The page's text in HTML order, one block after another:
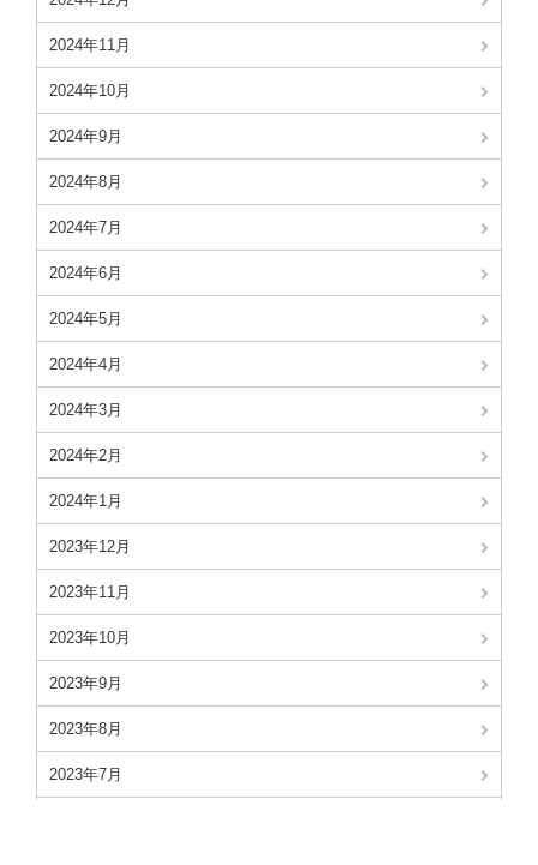
2024年11月
2024年10月
2024年9月
2024年8月
2024年7月
2024年6月
2024年5月
2024年4月
2024年3月
2024年2月
2024年1月
2023年12月
2023年11月
2023年10月
2023年9月
2023年8月
2023年7月